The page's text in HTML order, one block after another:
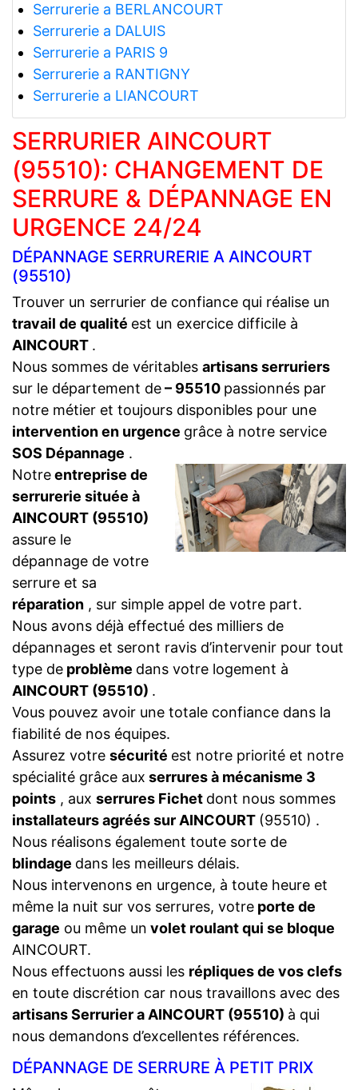
Serrurerie a BERLANCOURT
Serrurerie a DALUIS
Serrurerie a PARIS 9
Serrurerie a RANTIGNY
Serrurerie a LIANCOURT
SERRURIER AINCOURT
(95510): CHANGEMENT DE
SERRURE & DÉPANNAGE EN
URGENCE 24/24
DÉPANNAGE SERRURERIE A AINCOURT
(95510)
Trouver un serrurier de confiance qui réalise un
travail de qualité est un exercice difficile à
AINCOURT .
Nous sommes de véritables artisans serruriers
sur le département de– 95510 passionnés par
notre métier et toujours disponibles pour une
intervention en urgence grâce à notre service
SOS Dépannage .
Notreentreprise de
serrurerie située à
AINCOURT (95510)
assure le
dépannage de votre
serrure et sa
réparation , sur simple appel de votre part.
Nous avons déjà effectué des milliers de
dépannages et seront ravis d’intervenir pour tout
type de problème dans votre logement à
AINCOURT (95510) .
Vous pouvez avoir une totale confiance dans la
fiabilité de nos équipes.
Assurez votre sécurité est notre priorité et notre
spécialité grâce aux serrures à mécanisme 3
points , aux serrures Fichet dont nous sommes
installateurs agréés sur AINCOURT (95510) .
Nous réalisons également toute sorte de
blindage dans les meilleurs délais.
Nous intervenons en urgence, à toute heure et
même la nuit sur vos serrures, votre porte de
garage ou même un volet roulant qui se bloque
AINCOURT.
Nous effectuons aussi les répliques de vos clefs
en toute discrétion car nous travaillons avec des
artisans Serrurier a AINCOURT (95510) à qui
nous demandons d’excellentes références.
DÉPANNAGE DE SERRURE À PETIT PRIX